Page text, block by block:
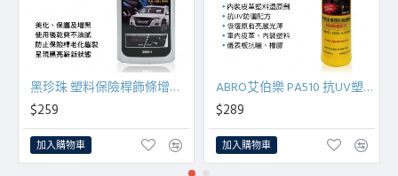
黑珍珠 塑料保險桿飾條增黑蠟350ml
$259
加入購物車
ABRO艾伯樂 PA510 抗UV塑膠保護劑296ml
$289
加入購物車